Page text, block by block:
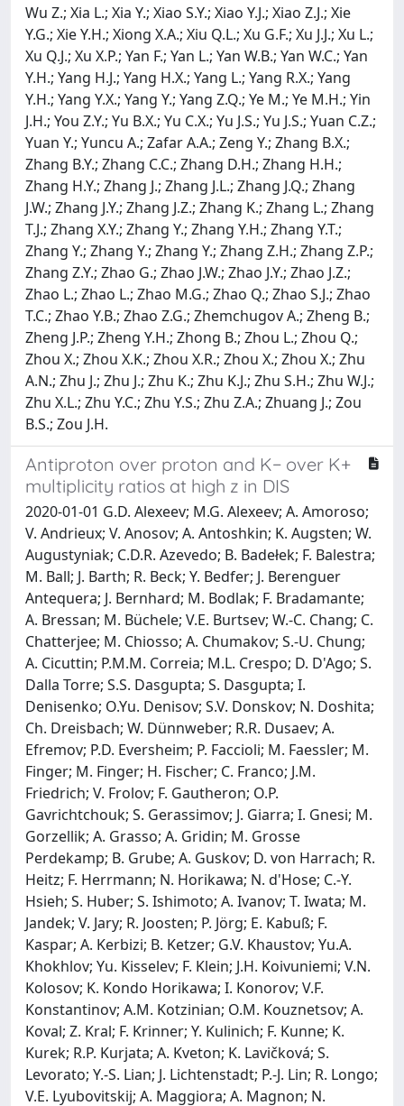
Wu Z.; Xia L.; Xia Y.; Xiao S.Y.; Xiao Y.J.; Xiao Z.J.; Xie
Y.G.; Xie Y.H.; Xiong X.A.; Xiu Q.L.; Xu G.F.; Xu J.J.; Xu L.;
Xu Q.J.; Xu X.P.; Yan F.; Yan L.; Yan W.B.; Yan W.C.; Yan
Y.H.; Yang H.J.; Yang H.X.; Yang L.; Yang R.X.; Yang
Y.H.; Yang Y.X.; Yang Y.; Yang Z.Q.; Ye M.; Ye M.H.; Yin
J.H.; You Z.Y.; Yu B.X.; Yu C.X.; Yu J.S.; Yu J.S.; Yuan C.Z.;
Yuan Y.; Yuncu A.; Zafar A.A.; Zeng Y.; Zhang B.X.;
Zhang B.Y.; Zhang C.C.; Zhang D.H.; Zhang H.H.;
Zhang H.Y.; Zhang J.; Zhang J.L.; Zhang J.Q.; Zhang
J.W.; Zhang J.Y.; Zhang J.Z.; Zhang K.; Zhang L.; Zhang
T.J.; Zhang X.Y.; Zhang Y.; Zhang Y.H.; Zhang Y.T.;
Zhang Y.; Zhang Y.; Zhang Y.; Zhang Z.H.; Zhang Z.P.;
Zhang Z.Y.; Zhao G.; Zhao J.W.; Zhao J.Y.; Zhao J.Z.;
Zhao L.; Zhao L.; Zhao M.G.; Zhao Q.; Zhao S.J.; Zhao
T.C.; Zhao Y.B.; Zhao Z.G.; Zhemchugov A.; Zheng B.;
Zheng J.P.; Zheng Y.H.; Zhong B.; Zhou L.; Zhou Q.;
Zhou X.; Zhou X.K.; Zhou X.R.; Zhou X.; Zhou X.; Zhu
A.N.; Zhu J.; Zhu J.; Zhu K.; Zhu K.J.; Zhu S.H.; Zhu W.J.;
Zhu X.L.; Zhu Y.C.; Zhu Y.S.; Zhu Z.A.; Zhuang J.; Zou
B.S.; Zou J.H.
Antiproton over proton and K− over K+
multiplicity ratios at high z in DIS
2020-01-01 G.D. Alexeev; M.G. Alexeev; A. Amoroso;
V. Andrieux; V. Anosov; A. Antoshkin; K. Augsten; W.
Augustyniak; C.D.R. Azevedo; B. Badełek; F. Balestra;
M. Ball; J. Barth; R. Beck; Y. Bedfer; J. Berenguer
Antequera; J. Bernhard; M. Bodlak; F. Bradamante;
A. Bressan; M. Büchele; V.E. Burtsev; W.-C. Chang; C.
Chatterjee; M. Chiosso; A. Chumakov; S.-U. Chung;
A. Cicuttin; P.M.M. Correia; M.L. Crespo; D. D'Ago; S.
Dalla Torre; S.S. Dasgupta; S. Dasgupta; I.
Denisenko; O.Yu. Denisov; S.V. Donskov; N. Doshita;
Ch. Dreisbach; W. Dünnweber; R.R. Dusaev; A.
Efremov; P.D. Eversheim; P. Faccioli; M. Faessler; M.
Finger; M. Finger; H. Fischer; C. Franco; J.M.
Friedrich; V. Frolov; F. Gautheron; O.P.
Gavrichtchouk; S. Gerassimov; J. Giarra; I. Gnesi; M.
Gorzellik; A. Grasso; A. Gridin; M. Grosse
Perdekamp; B. Grube; A. Guskov; D. von Harrach; R.
Heitz; F. Herrmann; N. Horikawa; N. d'Hose; C.-Y.
Hsieh; S. Huber; S. Ishimoto; A. Ivanov; T. Iwata; M.
Jandek; V. Jary; R. Joosten; P. Jörg; E. Kabuß; F.
Kaspar; A. Kerbizi; B. Ketzer; G.V. Khaustov; Yu.A.
Khokhlov; Yu. Kisselev; F. Klein; J.H. Koivuniemi; V.N.
Kolosov; K. Kondo Horikawa; I. Konorov; V.F.
Konstantinov; A.M. Kotzinian; O.M. Kouznetsov; A.
Koval; Z. Kral; F. Krinner; Y. Kulinich; F. Kunne; K.
Kurek; R.P. Kurjata; A. Kveton; K. Lavičková; S.
Levorato; Y.-S. Lian; J. Lichtenstadt; P.-J. Lin; R. Longo;
V.E. Lyubovitskij; A. Maggiora; A. Magnon; N.